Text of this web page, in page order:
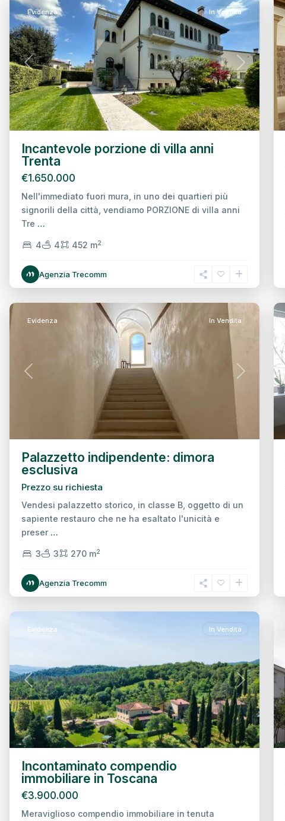
Previous Next
Evidenza In Vendita
Incantevole porzione di villa anni
Trenta
€1.650.000
Nell'immediato fuori mura, in uno dei quartieri più
signorili della città, vendiamo PORZIONE di villa anni
Tre …
4 4 452 m2
Agenzia Trecomm
Previous Next
Evidenza In Vendita
Palazzetto indipendente: dimora
esclusiva
Prezzo su richiesta
Vendesi palazzetto storico, in classe B, oggetto di un
sapiente restauro che ne ha esaltato l'unicità e
preser …
3 3 270 m2
Agenzia Trecomm
Previous Next
Evidenza In Vendita
Incontaminato compendio
immobiliare in Toscana
€3.900.000
Meraviglioso compendio immobiliare in tenuta